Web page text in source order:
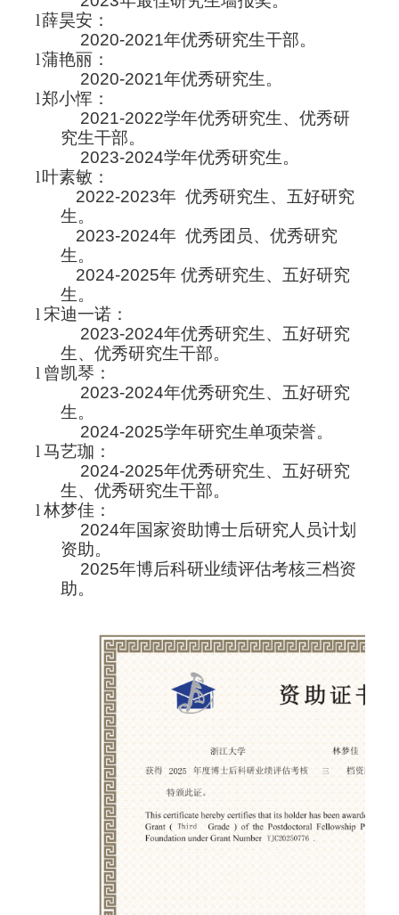
l薛昊安：
2020-2021年优秀研究生干部。
l蒲艳丽：
2020-2021年优秀研究生。
l郑小恽：
2021-2022学年优秀研究生、优秀研
究生干部。
2023-2024学年优秀研究生。
l叶素敏：
2022-2023年 优秀研究生、 五好研究
生。
2023-2024年 优秀团员、优秀研究
生。
2024-2025年 优秀研究生、五好研究
生。
l宋迪一诺：
2023-2024年优秀研究生、五好研究
生、优秀研究生干部。
l 曾凯琴：
2023-2024年优秀研究生、五好研究
生。
2024-2025学年研究生单项荣誉。
l马艺珈：
2024-2025年优秀研究生、五好研究
生、优秀研究生干部。
l林梦佳：
2024年国家资助博士后研究人员计划
资助。
2025年博后科研业绩评估考核三档资
助。